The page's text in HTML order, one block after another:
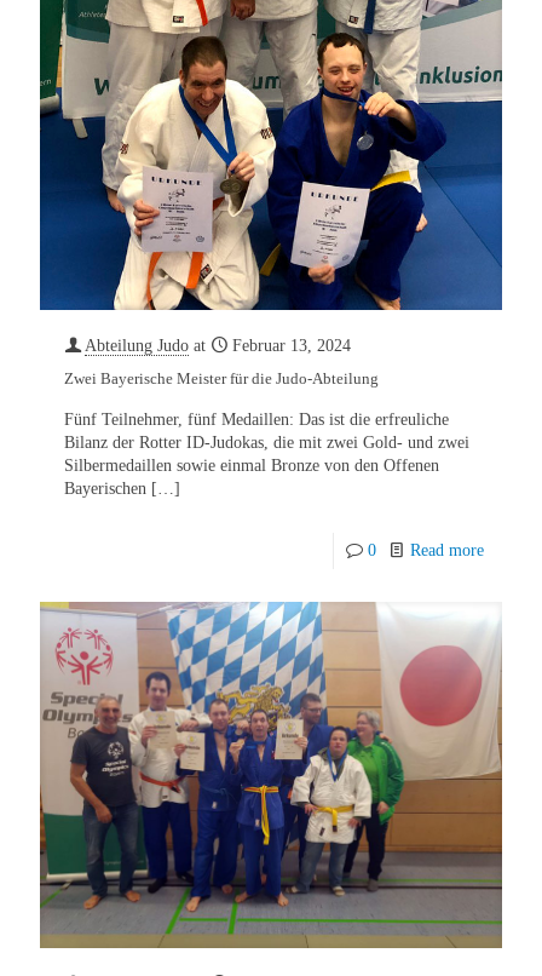
Abteilung Judo at
Februar 13, 2024
Zwei Bayerische Meister für die Judo-Abteilung
Fünf Teilnehmer, fünf Medaillen: Das ist die erfreuliche
Bilanz der Rotter ID-Judokas, die mit zwei Gold- und zwei
Silbermedaillen sowie einmal Bronze von den Offenen
Bayerischen […]
0 Read more